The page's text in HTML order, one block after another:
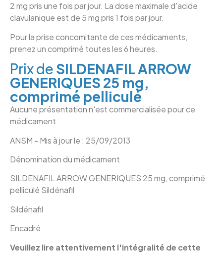
2 mg pris une fois par jour. La dose maximale d'acide
clavulanique est de 5 mg pris 1 fois par jour.
Pour la prise concomitante de ces médicaments,
prenez un comprimé toutes les 6 heures.
Prix de SILDENAFIL ARROW
GENERIQUES 25 mg,
comprimé pelliculé
Aucune présentation n'est commercialisée pour ce
médicament
ANSM - Mis à jour le : 25/09/2013
Dénomination du médicament
SILDENAFIL ARROW GENERIQUES 25 mg, comprimé
pelliculé Sildénafil
Sildénafil
Encadré
Veuillez lire attentivement l'intégralité de cette